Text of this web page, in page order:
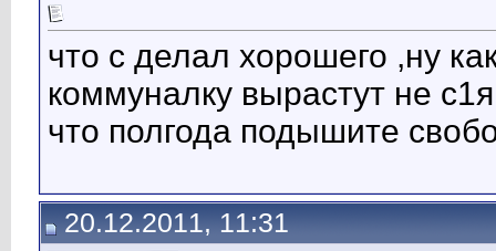
что с делал хорошего ,ну
коммуналку вырастут не
что полгода подышите
20.12.2011, 11:31